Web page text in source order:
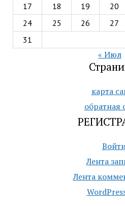
17
18 19 20
24
25 26 27
31
« Июл
карта
обратная
Лента
Лента